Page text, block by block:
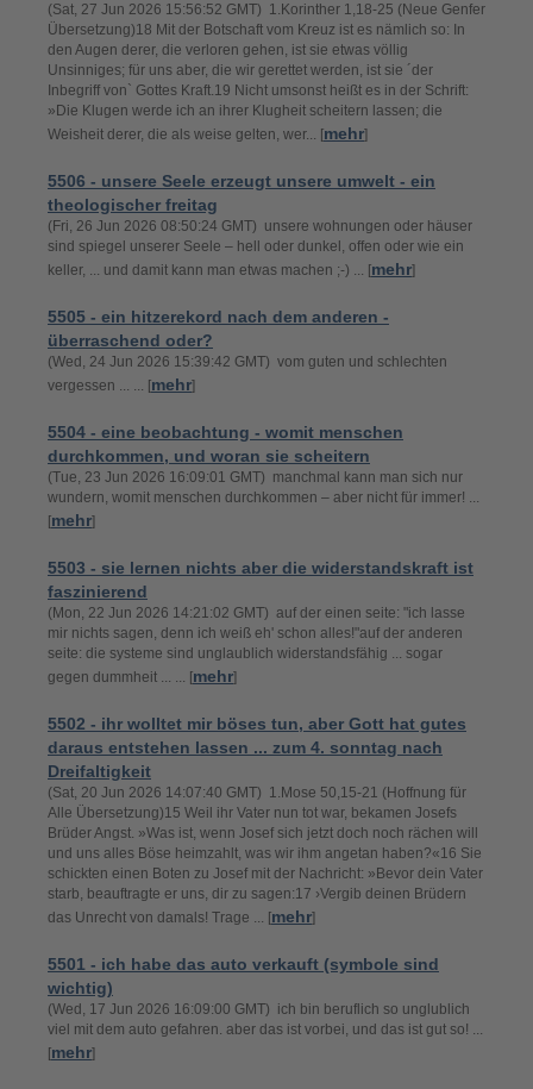
(Sat, 27 Jun 2026 15:56:52 GMT) 1.Korinther 1,18-25 (Neue Genfer
Übersetzung)18 Mit der Botschaft vom Kreuz ist es nämlich so: In
den Augen derer, die verloren gehen, ist sie etwas völlig
Unsinniges; für uns aber, die wir gerettet werden, ist sie ´der
Inbegriff von` Gottes Kraft.19 Nicht umsonst heißt es in der Schrift:
»Die Klugen werde ich an ihrer Klugheit scheitern lassen; die
Weisheit derer, die als weise gelten, wer... [mehr]
5506 - unsere Seele erzeugt unsere umwelt - ein
theologischer freitag
(Fri, 26 Jun 2026 08:50:24 GMT) unsere wohnungen oder häuser
sind spiegel unserer Seele – hell oder dunkel, offen oder wie ein
keller, ... und damit kann man etwas machen ;-) ... [mehr]
5505 - ein hitzerekord nach dem anderen -
überraschend oder?
(Wed, 24 Jun 2026 15:39:42 GMT) vom guten und schlechten
vergessen ... ... [mehr]
5504 - eine beobachtung - womit menschen
durchkommen, und woran sie scheitern
(Tue, 23 Jun 2026 16:09:01 GMT) manchmal kann man sich nur
wundern, womit menschen durchkommen – aber nicht für immer! ...
[mehr]
5503 - sie lernen nichts aber die widerstandskraft ist
faszinierend
(Mon, 22 Jun 2026 14:21:02 GMT) auf der einen seite: "ich lasse
mir nichts sagen, denn ich weiß eh' schon alles!"auf der anderen
seite: die systeme sind unglaublich widerstandsfähig ... sogar
gegen dummheit ... ... [mehr]
5502 - ihr wolltet mir böses tun, aber Gott hat gutes
daraus entstehen lassen ... zum 4. sonntag nach
Dreifaltigkeit
(Sat, 20 Jun 2026 14:07:40 GMT) 1.Mose 50,15-21 (Hoffnung für
Alle Übersetzung)15 Weil ihr Vater nun tot war, bekamen Josefs
Brüder Angst. »Was ist, wenn Josef sich jetzt doch noch rächen will
und uns alles Böse heimzahlt, was wir ihm angetan haben?«16 Sie
schickten einen Boten zu Josef mit der Nachricht: »Bevor dein Vater
starb, beauftragte er uns, dir zu sagen:17 ›Vergib deinen Brüdern
das Unrecht von damals! Trage ... [mehr]
5501 - ich habe das auto verkauft (symbole sind
wichtig)
(Wed, 17 Jun 2026 16:09:00 GMT) ich bin beruflich so unglublich
viel mit dem auto gefahren. aber das ist vorbei, und das ist gut so! ...
[mehr]